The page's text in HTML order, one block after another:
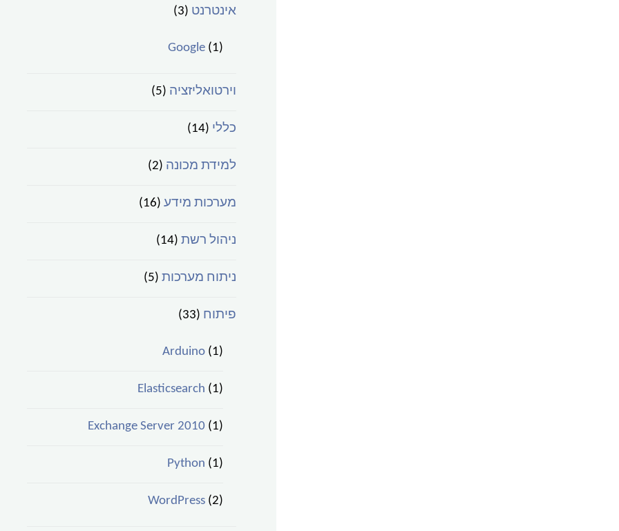
אינטרנט (3)
Google(1)
וירטואליזציה (5)
כללי (14)
למידת מכונה (2)
מערכות מידע (16)
ניהול רשת (14)
ניתוח מערכות (5)
פיתוח (33)
Arduino(1)
Elasticsearch (1)
Exchange Server 2010 (1)
Python (1)
WordPress(2)